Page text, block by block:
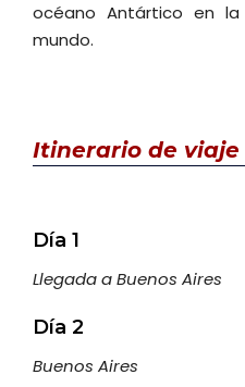
océano Antártico en
mundo.
Itinerario de viaje
Día 1
Llegada a Buenos Aires
Día 2
Buenos Aires